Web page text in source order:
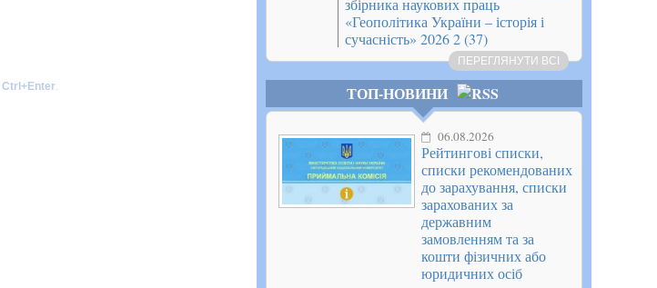
Ctrl+Enter.
збірника наукових праць
«Геополітика України – історія і
сучасність» 2026 2 (37)
ПЕРЕГЛЯНУТИ ВСІ
ТОП-НОВИНИ
06.08.2026
Рейтингові списки,
списки рекомендованих
до зарахування, списки
зарахованих за
державним
замовленням та за
кошти фізичних або
юридичних осіб